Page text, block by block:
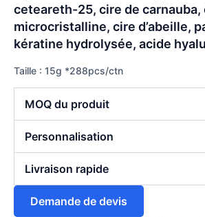
ceteareth-25, cire de carnauba,
microcristalline, cire d’abeille,
kératine hydrolysée, acide
Taille : 15g *288pcs/ctn
MOQ du produit
Personnalisation
Livraison rapide
Demande de devis